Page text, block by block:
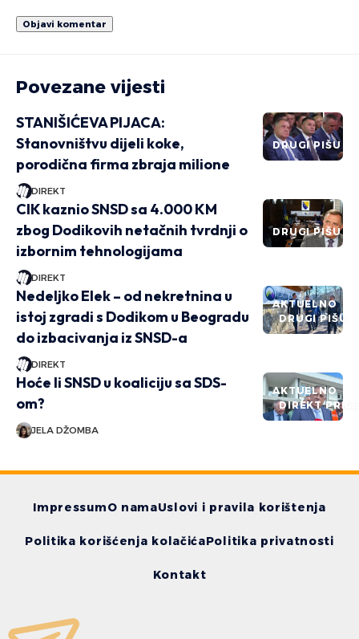
Povezane vijesti
DRUGI PIŠU
STANIŠIĆEVA PIJACA:
Stanovništvu dijeli koke,
porodična firma zbraja milione
DIREKT
DRUGI PIŠU
CIK kaznio SNSD sa 4.000 KM
zbog Dodikovih netačnih tvrdnji o
izbornim tehnologijama
DIREKT
AKTUELNO
DRUGI PIŠU
Nedeljko Elek – od nekretnina u
istoj zgradi s Dodikom u Beogradu
do izbacivanja iz SNSD-a
DIREKT
AKTUELNO
DIREKT PRIČE
Hoće li SNSD u koaliciju sa SDS-
om?
JELA DŽOMBA
ImpressumO namaUslovi i pravila korištenja
Politika korišćenja kolačićaPolitika privatnosti
Kontakt